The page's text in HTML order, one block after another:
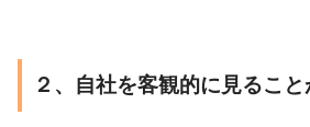
２、自社を客観的に見るこ